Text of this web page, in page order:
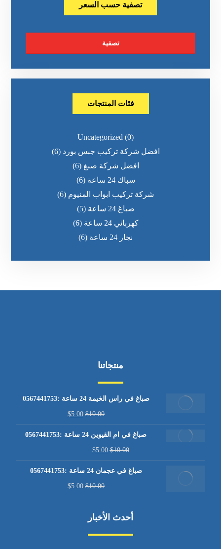
تصفية حسب السعر
تصفية
فئات المنتجات
Uncategorized (0)
افضل شركة تركيب جبس بورد (6)
افضل شركة صبغ (6)
سباك 24 ساعة
(6)
شركة تركيب ابواب المنيوم (6)
صباغ 24 ساعة
(5)
كهربائي 24 ساعة
(6)
نجار 24 ساعة
(6)
منتجاتنا
صباغ في راس الخيمة 24 ساعة :0567441753
$10.00
$5.00
صباغ في ام القيوين 24 ساعة :0567441753
$10.00
$5.00
صباغ في عجمان 24 ساعة :0567441753
$10.00
$5.00
أحدث الأخبار